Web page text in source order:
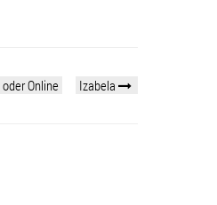
Online Izabela